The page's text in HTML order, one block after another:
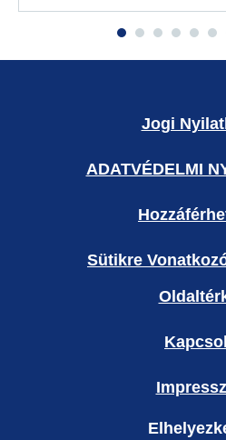
Jogi
ADATVÉDELMI
Sütikre